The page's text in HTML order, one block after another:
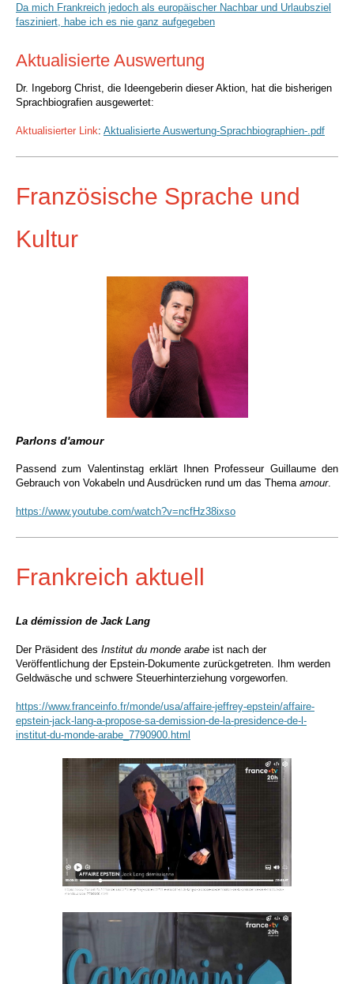
Da mich Frankreich jedoch als europäischer Nachbar und Urlaubsziel
fasziniert, habe ich es nie ganz aufgegeben
Aktualisierte Auswertung
Dr. Ingeborg Christ, die Ideengeberin dieser Aktion, hat die bisherigen
Sprachbiografien ausgewertet:
Aktualisierter Link: Aktualisierte Auswertung-Sprachbiographien-.pdf
Französische Sprache und
Kultur
Parlons d'amour
Passend zum Valentinstag erklärt Ihnen Professeur Guillaume den
Gebrauch von Vokabeln und Ausdrücken rund um das Thema amour.
https://www.youtube.com/watch?v=ncfHz38ixso
Frankreich aktuell
La démission de Jack Lang
Der Präsident des Institut du monde arabe ist nach der
Veröffentlichung der Epstein-Dokumente zurückgetreten. Ihm werden
Geldwäsche und schwere Steuerhinterziehung vorgeworfen.
https://www.franceinfo.fr/monde/usa/affaire-jeffrey-epstein/affaire-
epstein-jack-lang-a-propose-sa-demission-de-la-presidence-de-l-
institut-du-monde-arabe_7790900.html